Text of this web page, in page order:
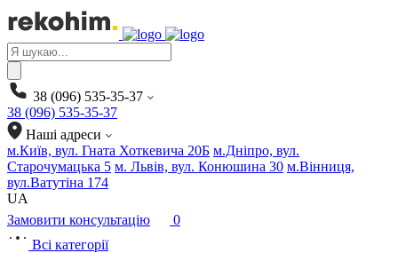
Products
search
38 (096) 535-35-37
38 (096) 535-35-37
Наші адреси
м.Київ, вул. Гната Хоткевича 20Б м.Дніпро, вул.
Старочумацька 5 м. Львів, вул. Конюшина 30 м.Вінниця,
вул.Ватутіна 174
UA
Замовити консультацію
0
Всі категорії